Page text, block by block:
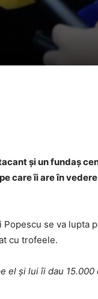
și un fundaș
care îi are în
se va lupta
cu trofeele.
el și lui îi dau